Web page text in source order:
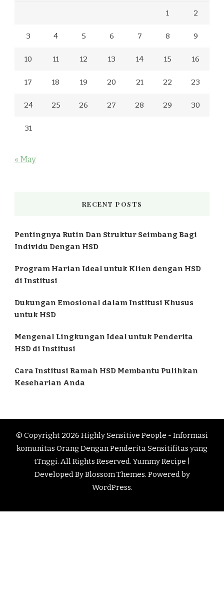
1 2
3 4 5 6 7 8 9
10 11 12 13 14 15 16
17 18 19 20 21 22 23
24 25 26 27 28 29 30
31
« May
RECENT POSTS
Pentingnya Rutin Dan Struktur Seimbang Bagi
Individu Dengan HSD
Program Harian Ideal untuk Klien dengan HSD
di Institusi
Dukungan Emosional dalam Institusi Khusus
untuk HSD
Mengenal Lingkungan Ideal untuk Penderita
HSD di Institusi
Cara Institusi Ramah HSD Membantu Pulihkan
Keseharian Anda
© Copyright 2026 Highly Sensitive People - Informasi
komunitas Orang Dengan Penderita Sensitifitas yang
tTnggi. All Rights Reserved. Yummy Recipe |
Developed ByBlossom Themes. Powered by
WordPress.